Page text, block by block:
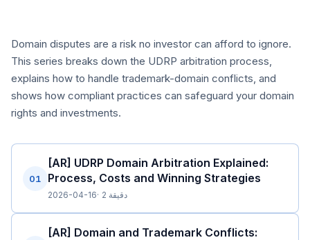
Domain disputes are a risk no investor can afford to ignore.
This series breaks down the UDRP arbitration process,
explains how to handle trademark-domain conflicts, and
shows how compliant practices can safeguard your domain
rights and investments.
01
[AR] UDRP Domain Arbitration Explained:
Process, Costs and Winning Strategies
2026-04-16 2 دقيقة
[AR] Domain and Trademark Conflicts: